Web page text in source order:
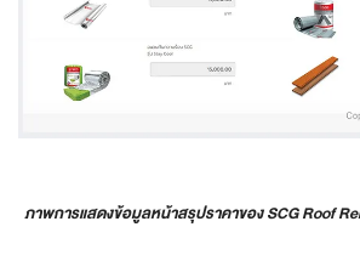
ภาพการแสดงข้อมูลหน้าสรุปราคาของ SCG Roof